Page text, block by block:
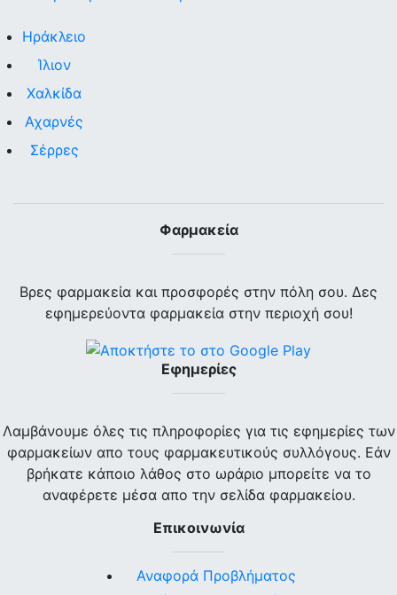
Ηράκλειο
Ίλιον
Χαλκίδα
Αχαρνές
Σέρρες
Φαρμακεία
Βρες φαρμακεία και προσφορές στην πόλη σου. Δες
εφημερεύοντα φαρμακεία στην περιοχή σου!
Εφημερίες
Λαμβάνουμε όλες τις πληροφορίες για τις εφημερίες των
φαρμακείων απο τους φαρμακευτικούς συλλόγους. Εάν
βρήκατε κάποιο λάθος στο ωράριο μπορείτε να το
αναφέρετε μέσα απο την σελίδα φαρμακείου.
Επικοινωνία
Αναφορά Προβλήματος